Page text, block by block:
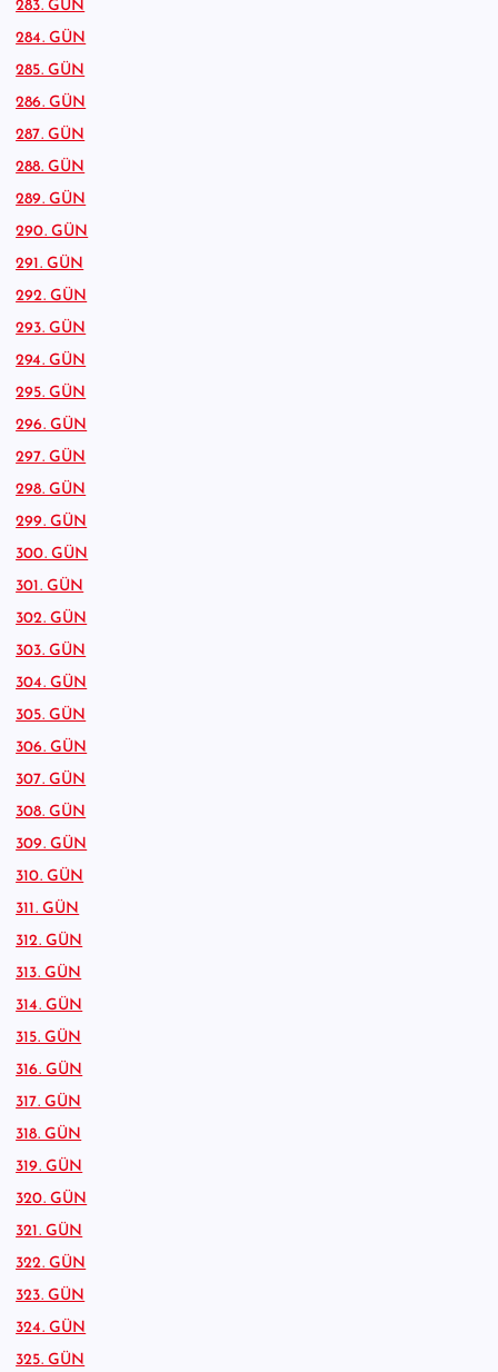
283. GÜN
284. GÜN
285. GÜN
286. GÜN
287. GÜN
288. GÜN
289. GÜN
290. GÜN
291. GÜN
292. GÜN
293. GÜN
294. GÜN
295. GÜN
296. GÜN
297. GÜN
298. GÜN
299. GÜN
300. GÜN
301. GÜN
302. GÜN
303. GÜN
304. GÜN
305. GÜN
306. GÜN
307. GÜN
308. GÜN
309. GÜN
310. GÜN
311. GÜN
312. GÜN
313. GÜN
314. GÜN
315. GÜN
316. GÜN
317. GÜN
318. GÜN
319. GÜN
320. GÜN
321. GÜN
322. GÜN
323. GÜN
324. GÜN
325. GÜN